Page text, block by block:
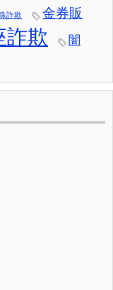
詐欺
金券販
詐欺
闇